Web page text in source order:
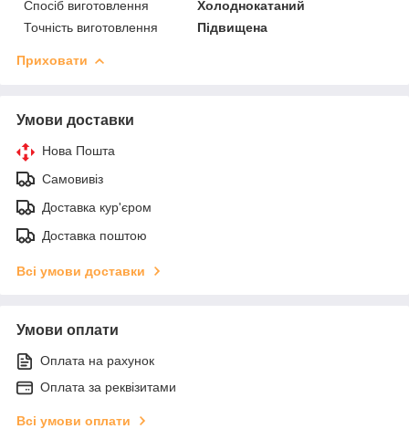
Спосіб виготовлення
Холоднокатаний
Точність виготовлення
Підвищена
Приховати
Умови доставки
Нова Пошта
Самовивіз
Доставка кур'єром
Доставка поштою
Всі умови доставки
Умови оплати
Оплата на рахунок
Оплата за реквізитами
Всі умови оплати